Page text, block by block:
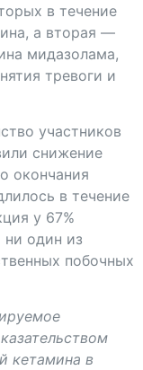
в течение
а вторая —
мидазолама,
тревоги и
участников
снижение
окончания
в течение
у 67%
ни один из
побочных
кетамина в